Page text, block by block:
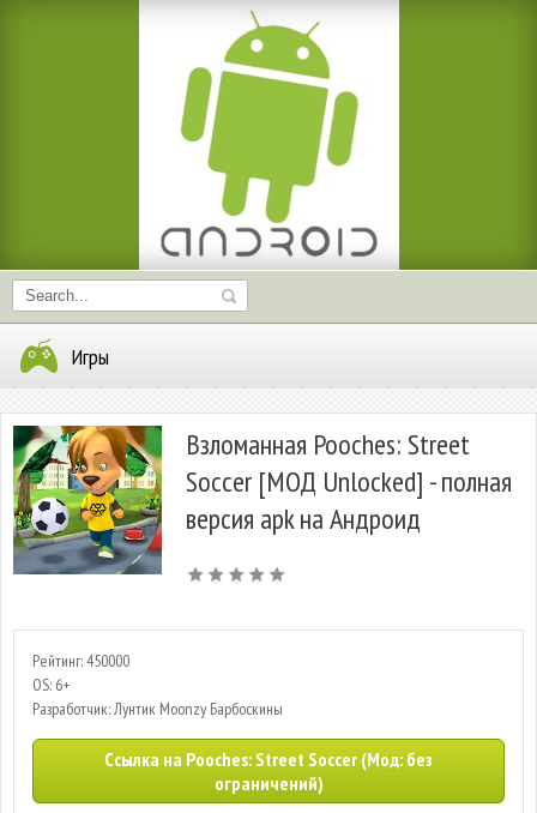
Игры
Взломанная Pooches: Street
Soccer [МОД Unlocked] - полная
версия apk на Андроид
Рейтинг: 450000
OS: 6+
Разработчик: Лунтик Moonzy Барбоскины
Ссылка на Pooches: Street Soccer (Мод: без
ограничений)